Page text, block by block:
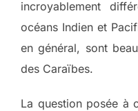
incroyablement
océans Indien et
en général, sont
des Caraïbes.
La question posée à